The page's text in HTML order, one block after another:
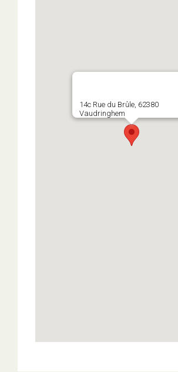
14c Rue du Brûle, 62380
Vaudringhem